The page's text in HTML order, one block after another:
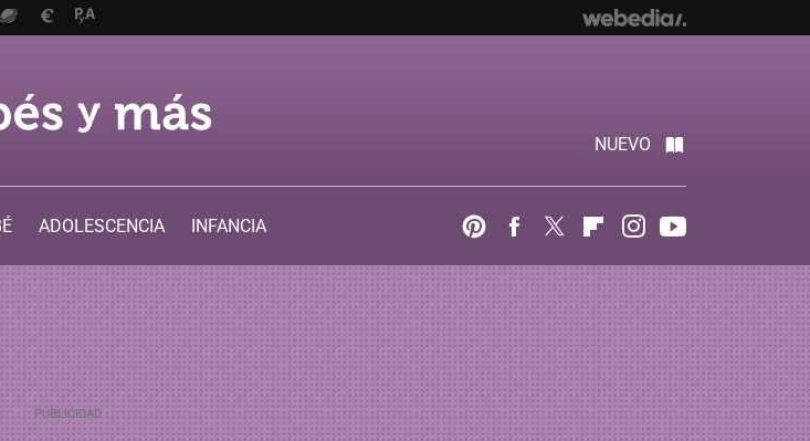
NUEVO
ADOLESCENCIA
INFANCIA
PinterestFacebook
Twitter FlipboardInstagram